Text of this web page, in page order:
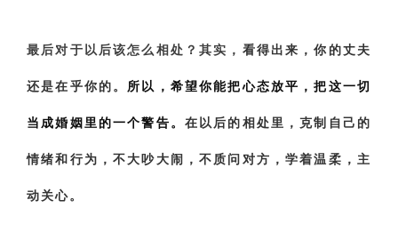
最后对于以后该怎么相处？其实， 看得出来，你的丈夫
还是在乎你的。 所以，希望你能把心态放平，把这一切
当成婚姻里的一个警告。 在以后的相处里，克制自己的
情绪和行为，不大吵大闹，不质问对方，学着温柔，主
动关心。